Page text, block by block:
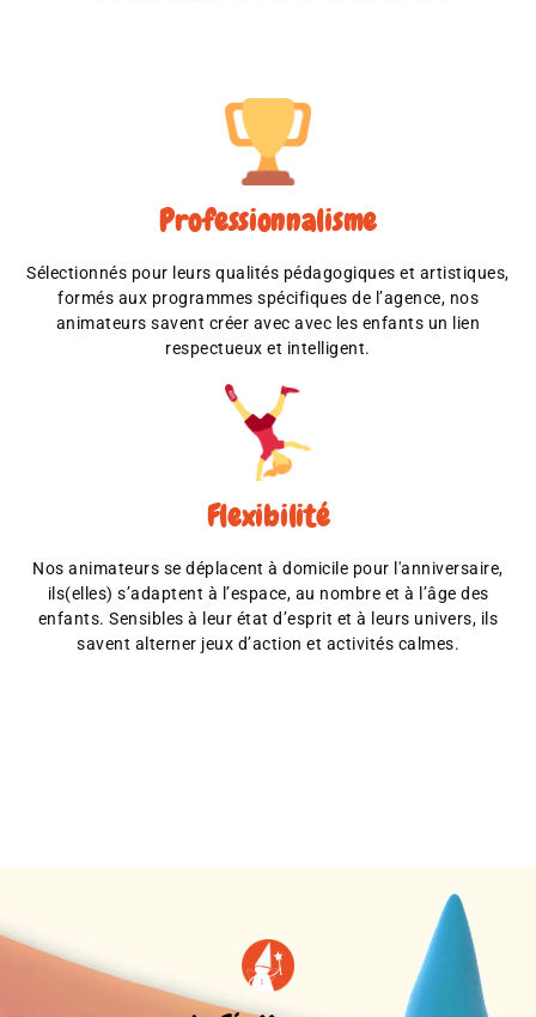
Professionnalisme
Sélectionnés pour leurs qualités pédagogiques et artistiques,
formés aux programmes spécifiques de l’agence, nos
animateurs savent créer avec avec les enfants un lien
respectueux et intelligent.
Flexibilité
Nos animateurs se déplacent à domicile pour l'anniversaire,
ils(elles) s’adaptent à l’espace, au nombre et à l’âge des
enfants. Sensibles à leur état d’esprit et à leurs univers, ils
savent alterner jeux d’action et activités calmes.